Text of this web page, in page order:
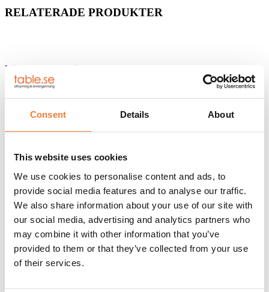
Consent Details About
This website uses cookies
We use cookies to personalise content and ads, to
provide social media features and to analyse our traffic.
We also share information about your use of our site with
our social media, advertising and analytics partners who
may combine it with other information that you’ve
provided to them or that they’ve collected from your use
of their services.
RELATERADE PRODUKTER
Linneservett vit
Lägg till i varukorg
Bordskjol ”Deluxe” vit Ø 180 cm
Art nr.1336
195kr
Lägg till i varukorg
Stapelbar stol ”Classic”